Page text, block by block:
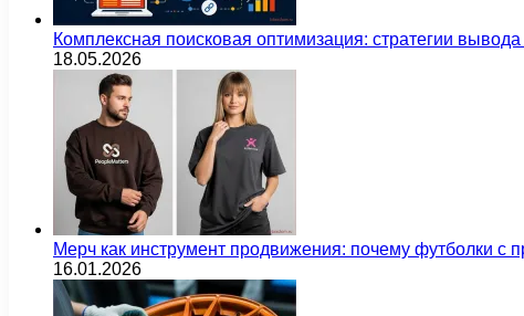
Комплексная поисковая оптимизация: стратегии
18.05.2026
Мерч как инструмент продвижения: почему футболки
16.01.2026